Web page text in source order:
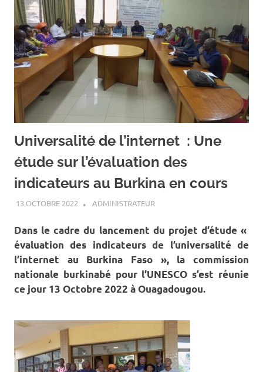
Universalité de l’internet : Une
étude sur l’évaluation des
indicateurs au Burkina en cours
13 OCTOBRE 2022 ADMINISTRATEURA LA UNE
Dans le cadre du lancement du projet d’étude «
évaluation des indicateurs de l’universalité de
l’internet au Burkina Faso », la commission
nationale burkinabé pour l’UNESCO s’est réunie
ce jour 13 Octobre 2022 à Ouagadougou.